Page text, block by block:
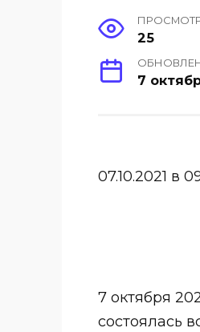
25
7
07.10.2021 в
7 октября
состоялась